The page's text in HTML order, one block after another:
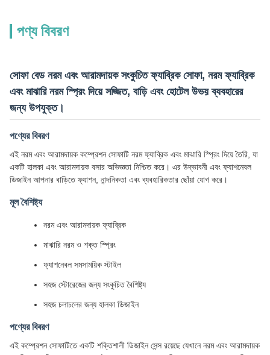
পণ্য বিবরণ
সোফা বেড নরম এবং আরামদায়ক সংকুচিত ফ্যাব্রিক সোফা, নরম ফ্যাব্রিক
এবং মাঝারি নরম স্প্রিং দিয়ে সজ্জিত, বাড়ি এবং হোটেল উভয় ব্যবহারের
জন্য উপযুক্ত।
পণ্যের বিবরণ
এই নরম এবং আরামদায়ক কম্প্রেশন সোফাটি নরম ফ্যাব্রিক এবং মাঝারি স্প্রিং দিয়ে তৈরি, যা
একটি হালকা এবং আরামদায়ক বসার অভিজ্ঞতা নিশ্চিত করে। এর উদ্ভাবনী এবং ফ্যাশনেবল
ডিজাইন আপনার বাড়িতে ফ্যাশন, নান্দনিকতা এবং ব্যবহারিকতার ছোঁয়া যোগ করে।
মূল বৈশিষ্ট্য
নরম এবং আরামদায়ক ফ্যাব্রিক
মাঝারি নরম ও শক্ত স্প্রিং
ফ্যাশনেবল সমসাময়িক স্টাইল
সহজ স্টোরেজের জন্য সংকুচিত বৈশিষ্ট্য
সহজ চলাচলের জন্য হালকা ডিজাইন
পণ্যের বিবরণ
এই কম্প্রেশন সোফাটিতে একটি শক্তিশালী ডিজাইন সেন্স রয়েছে যেখানে নরম এবং আরামদায়ক